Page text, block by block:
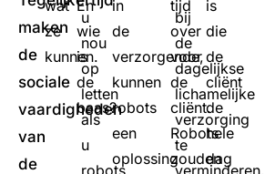
maken
de
sociale
vaardigheden
van
de
wat
ze
kunnen.
En
wie
is
de
baas?
u
nou
op
letten
als
u
in
de
verzorgende,
kunnen
robots
een
oplossing
tijd
over
voor
de
cliënt.
Robots
zouden
bij
de
dagelijkse
lichamelijke
verzorging
te
is
die
de
cliënt
de
hele
dag